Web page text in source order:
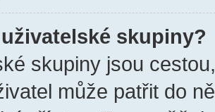
skupiny?
skupiny jsou
může patřit do